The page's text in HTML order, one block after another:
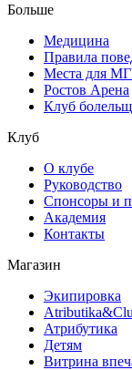
Больше
Медицина
Правила
Места для
Ростов Арена
Клуб
Клуб
О клубе
Руководство
Спонсоры и
Академия
Контакты
Магазин
Экипировка
Атрибутика
Детям
Витрина